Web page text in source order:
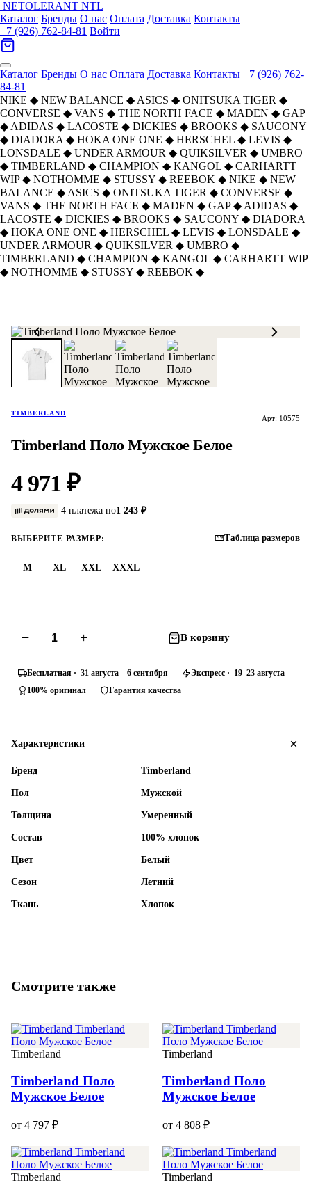
NETOLERANT NTL
Каталог Бренды О нас Оплата Доставка Контакты
+7 (926) 762-84-81 Войти
Каталог Бренды О нас Оплата Доставка Контакты +7 (926) 762-
84-81
NIKE ◆ NEW BALANCE ◆ ASICS ◆ ONITSUKA TIGER ◆
CONVERSE ◆ VANS ◆ THE NORTH FACE ◆ MADEN ◆ GAP
◆ ADIDAS ◆ LACOSTE ◆ DICKIES ◆ BROOKS ◆ SAUCONY
◆ DIADORA ◆ HOKA ONE ONE ◆ HERSCHEL ◆ LEVIS ◆
LONSDALE ◆ UNDER ARMOUR ◆ QUIKSILVER ◆ UMBRO
◆ TIMBERLAND ◆ CHAMPION ◆ KANGOL ◆ CARHARTT
WIP ◆ NOTHOMME ◆ STUSSY ◆ REEBOK ◆ NIKE ◆ NEW
BALANCE ◆ ASICS ◆ ONITSUKA TIGER ◆ CONVERSE ◆
VANS ◆ THE NORTH FACE ◆ MADEN ◆ GAP ◆ ADIDAS ◆
LACOSTE ◆ DICKIES ◆ BROOKS ◆ SAUCONY ◆ DIADORA
◆ HOKA ONE ONE ◆ HERSCHEL ◆ LEVIS ◆ LONSDALE ◆
UNDER ARMOUR ◆ QUIKSILVER ◆ UMBRO ◆
TIMBERLAND ◆ CHAMPION ◆ KANGOL ◆ CARHARTT WIP
◆ NOTHOMME ◆ STUSSY ◆ REEBOK ◆
TIMBERLAND
Арт: 10575
Timberland Поло Мужское Белое
4 971 ₽
4 платежа по1 243 ₽
ВЫБЕРИТЕ РАЗМЕР: Таблица размеров
M XL XXL XXXL
− + В корзину
Бесплатная · 31 августа – 6 сентября
Экспресс · 19–23 августа
100% оригинал
Гарантия качества
Характеристики
Бренд Timberland
Пол Мужской
Толщина Умеренный
Состав 100% хлопок
Цвет Белый
Сезон Летний
Ткань Хлопок
Смотрите также
Timberland
Timberland Поло
Мужское Белое
от 4 797 ₽
Timberland
Timberland Поло
Мужское Белое
от 4 808 ₽
Timberland Timberland